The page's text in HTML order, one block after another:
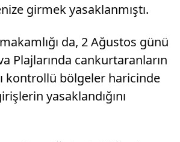
girmek yasaklanmıştı.
da, 2 Ağustos günü
Plajlarında cankurtaranların
kontrollü bölgeler haricinde
yasaklandığını